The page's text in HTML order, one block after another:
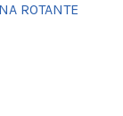
ROTANTE